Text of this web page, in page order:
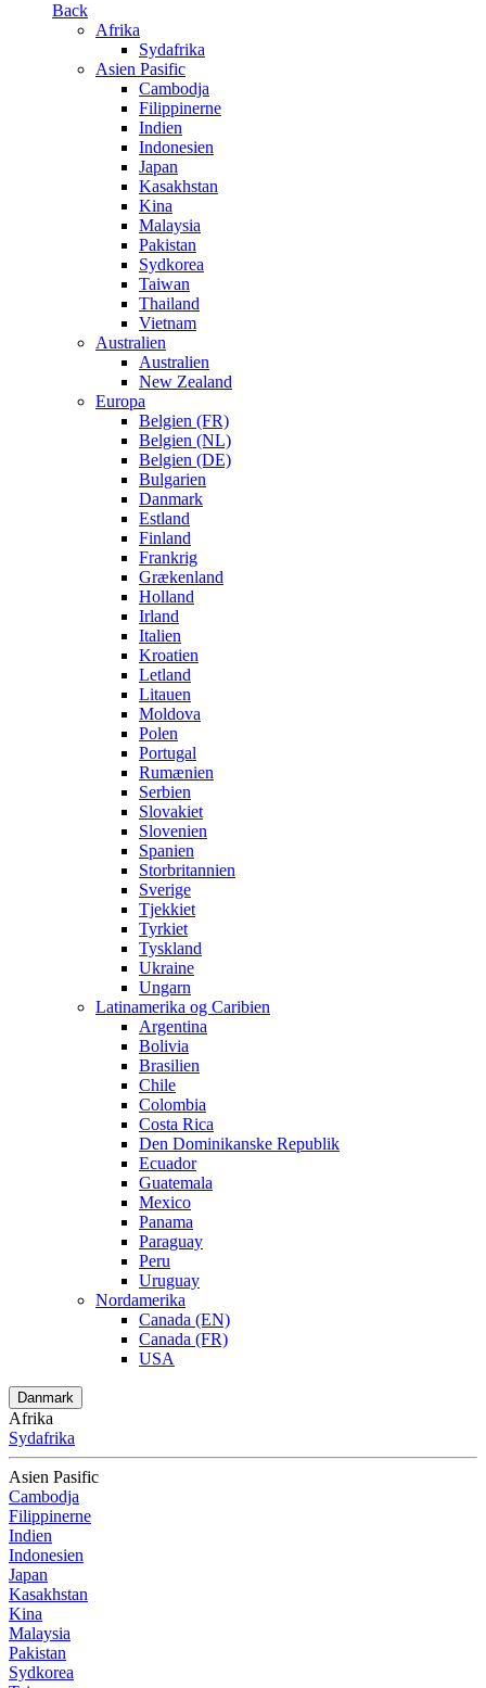
Back
Afrika
Sydafrika
Asien Pasific
Cambodja
Filippinerne
Indien
Indonesien
Japan
Kasakhstan
Kina
Malaysia
Pakistan
Sydkorea
Taiwan
Thailand
Vietnam
Australien
Australien
New Zealand
Europa
Belgien (FR)
Belgien (NL)
Belgien (DE)
Bulgarien
Danmark
Estland
Finland
Frankrig
Grækenland
Holland
Irland
Italien
Kroatien
Letland
Litauen
Moldova
Polen
Portugal
Rumænien
Serbien
Slovakiet
Slovenien
Spanien
Storbritannien
Sverige
Tjekkiet
Tyrkiet
Tyskland
Ukraine
Ungarn
Latinamerika og Caribien
Argentina
Bolivia
Brasilien
Chile
Colombia
Costa Rica
Den Dominikanske Republik
Ecuador
Guatemala
Mexico
Panama
Paraguay
Peru
Uruguay
Nordamerika
Canada (EN)
Canada (FR)
USA
Danmark
Afrika
Sydafrika
Asien Pasific
Cambodja
Filippinerne
Indien
Indonesien
Japan
Kasakhstan
Kina
Malaysia
Pakistan
Sydkorea